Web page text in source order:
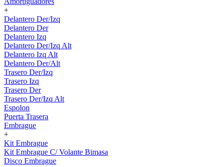
+
Delantero Der/Izq
Delantero Der
Delantero Izq
Delantero Der/Izq Alt
Delantero Izq Alt
Delantero Der/Alt
Trasero Der/Izq
Trasero Izq
Trasero Der
Trasero Der/Izq Alt
Espolon
Puerta Trasera
Embrague
+
Kit Embrague
Kit Embrague C/ Volante Bimasa
Disco Embrague